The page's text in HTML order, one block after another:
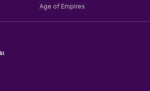
Age of Empires